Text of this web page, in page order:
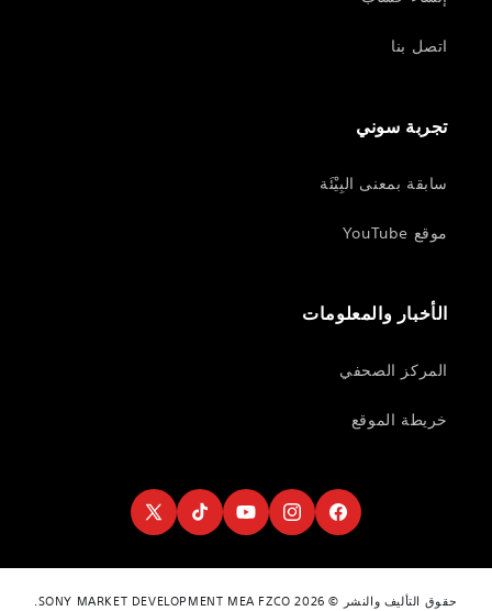
اتصل بنا
تجربة سوني
سابقة بمعنى البِيْئَة
موقع YouTube
الأخبار والمعلومات
المركز الصحفي
خريطة الموقع
Facebook
Instagram
YouTube
TikTok
Twitter
حقوق التأليف والنشر © 2026 SONY MARKET DEVELOPMENT MEA FZCO.